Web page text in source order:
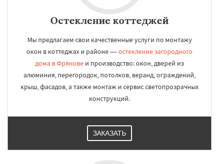
Остекление коттеджей
Мы предлагаем свои качественные услуги по монтажу
окон в коттеджах и районе —остекление загородного
дома в Фрянове и производство: окон, дверей из
алюминия, перегородок, потолков, веранд, ограждений,
крыш, фасадов, а также монтаж и сервис светопрозрачных
конструкций.
ЗАКАЗАТЬ